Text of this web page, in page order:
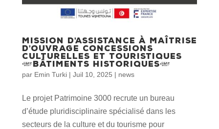
Mission d’assistance à maîtrise
d’ouvrage concessions
culturelles et touristiques
(bâtiments historiques)
par Emin Turki| Juil 10, 2025 | news
Le projet Patrimoine 3000 recrute un bureau
d’étude pluridisciplinaire spécialisé dans les
secteurs de la culture et du tourisme pour